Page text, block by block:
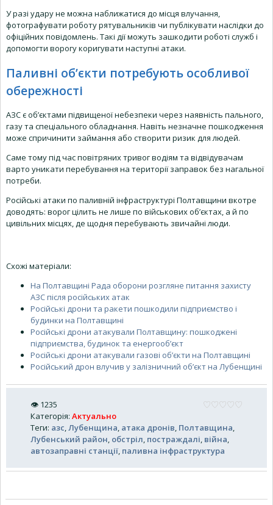
У разі удару не можна наближатися до місця влучання,
фотографувати роботу рятувальників чи публікувати наслідки до
офіційних повідомлень. Такі дії можуть зашкодити роботі служб і
допомогти ворогу коригувати наступні атаки.
Паливні об’єкти потребують особливої
обережності
АЗС є об’єктами підвищеної небезпеки через наявність пального,
газу та спеціального обладнання. Навіть незначне пошкодження
може спричинити займання або створити ризик для людей.
Саме тому під час повітряних тривог водіям та відвідувачам
варто уникати перебування на території заправок без нагальної
потреби.
Російські атаки по паливній інфраструктурі Полтавщини вкотре
доводять: ворог цілить не лише по військових об’єктах, а й по
цивільних місцях, де щодня перебувають звичайні люди.
Схожі матеріали:
На Полтавщині Рада оборони розгляне питання захисту
АЗС після російських атак
Російські дрони та ракети пошкодили підприємство і
будинки на Полтавщині
Російські дрони атакували Полтавщину: пошкоджені
підприємства, будинок та енергооб’єкт
Російські дрони атакували газові об’єкти на Полтавщині
Російський дрон влучив у залізничний об’єкт на Лубенщині
👁 1235
Категорія: Актуально
Теги: азс Лубенщина атака дронів Полтавщина
Лубенський район обстріл постраждалі війна
автозаправні станції паливна інфраструктура